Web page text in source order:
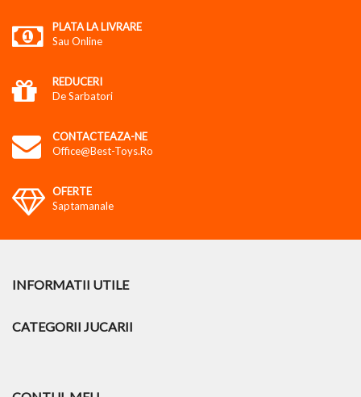
PLATA LA LIVRARE
Sau Online
REDUCERI
De Sarbatori
CONTACTEAZA-NE
Office@best-Toys.ro
OFERTE
Saptamanale
INFORMATII UTILE
CATEGORII JUCARII